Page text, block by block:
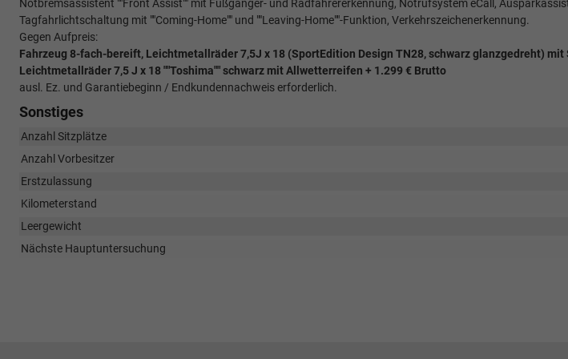
Notbremsassistent ""Front Assist"" mit Fußgänger- und Radfahrererkennung, Notrufsystem eCall,
Tagfahrlichtschaltung mit ""Coming-Home"" und ""Leaving-Home""-Funktion, Verkehrszeichenerkennung.
Gegen Aufpreis:
Fahrzeug 8-fach-bereift, Leichtmetallräder 7,5J x 18 (SportEdition Design TN28, schwarz glanzgedreht) mit
Leichtmetallräder 7,5 J x 18 ""Toshima"" schwarz mit Allwetterreifen + 1.299 € Brutto
ausl. Ez. und Garantiebeginn / Endkundennachweis erforderlich.
Sonstiges
Anzahl Sitzplätze
Anzahl Vorbesitzer
Erstzulassung
Kilometerstand
Leergewicht
Nächste Hauptuntersuchung